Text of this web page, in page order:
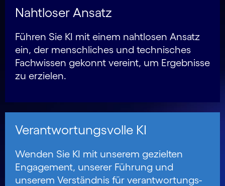
Nahtloser Ansatz
Führen Sie KI mit einem nahtlosen Ansatz
ein, der menschliches und technisches
Fachwissen gekonnt vereint, um Ergebnisse
zu erzielen.
Verantwortungs­volle KI
Wenden Sie KI mit unserem gezielten
Engagement, unserer Führung und
unserem Verständnis für verantwortungs­